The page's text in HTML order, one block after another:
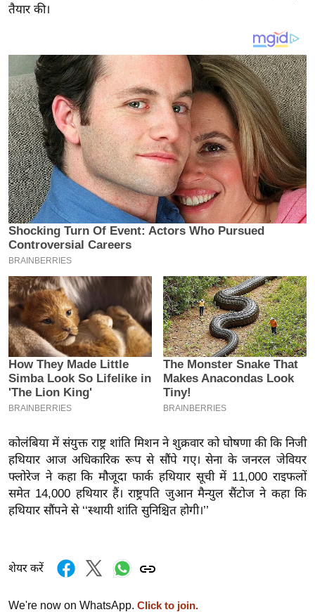
ब
खे
ल
क्रि
के
ट
I
P
L
2
0
2
6
क्रा
इ
म
ई
-
पे
प
मि
सा
ल
श
तैयार की।
कोलंबिया में संयुक्त राष्ट्र शांति मिशन ने शुक्रवार को घोषणा की कि निजी
हथियार आज अधिकारिक रूप से सौंपे गए। सेना के जनरल जेवियर
फ्लोरेज ने कहा कि मौजूदा फार्क हथियार सूची में 11,000 राइफलों
समेत 14,000 हथियार हैं। राष्ट्रपति जुआन मैन्युल सैंटोज ने कहा कि
हथियार सौंपने से ‘‘स्थायी शांति सुनिश्चित होगी।’’
शेयर करें
We're now on WhatsApp. Click to join.